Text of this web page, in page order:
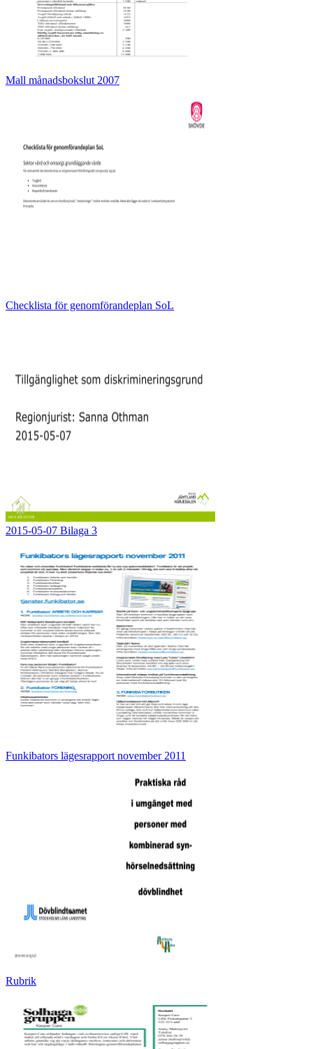
Mall månadsbokslut 2007
Checklista för genomförandeplan SoL
2015-05-07 Bilaga 3
Funkibators lägesrapport november 2011
Rubrik